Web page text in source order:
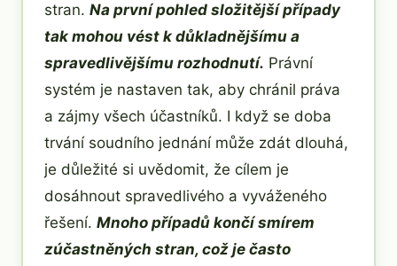
stran. Na první pohled složitější případy
tak mohou vést k důkladnějšímu a
spravedlivějšímu rozhodnutí. Právní
systém je nastaven tak, aby chránil práva
a zájmy všech účastníků. I když se doba
trvání soudního jednání může zdát dlouhá,
je důležité si uvědomit, že cílem je
dosáhnout spravedlivého a vyváženého
řešení. Mnoho případů končí smírem
zúčastněných stran, což je často